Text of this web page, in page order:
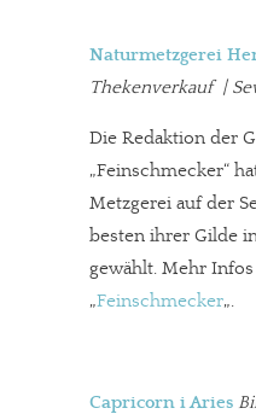
Naturmetzgerei
Thekenverkauf |
Die Redaktion der
„Feinschmecker“
Metzgerei auf der
besten ihrer Gilde
gewählt. Mehr
„Feinschmecker„.
Capricorn i Aries